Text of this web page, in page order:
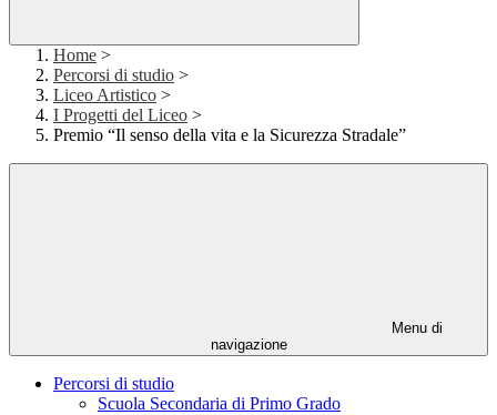
Home >
Percorsi di studio >
Liceo Artistico >
I Progetti del Liceo >
Premio “Il senso della vita e la Sicurezza Stradale”
Menu di
navigazione
Percorsi di studio
Scuola Secondaria di Primo Grado